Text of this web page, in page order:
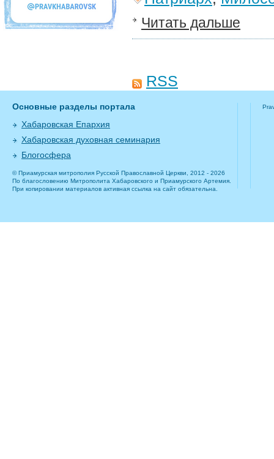
Читать дальше
RSS
Основные разделы портала
Хабаровская Епархия
Хабаровская духовная семинария
Блогосфера
© Приамурская митрополия Русской Православной Церкви, 2012 - 2026
По благословению Митрополита Хабаровского и Приамурского Артемия.
При копировании материалов активная ссылка на сайт обязательна.